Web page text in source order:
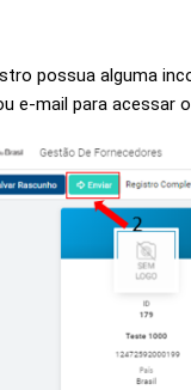
possua alguma
e-mail para acessar